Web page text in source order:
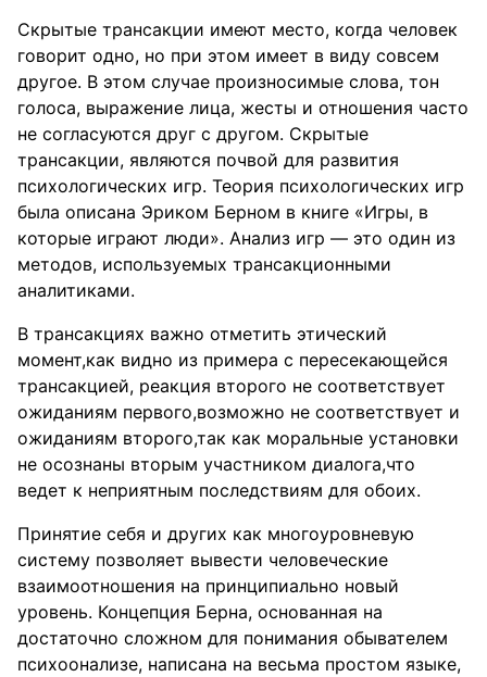
Скрытые трансакции имеют место, когда человек
говорит одно, но при этом имеет в виду совсем
другое. В этом случае произносимые слова, тон
голоса, выражение лица, жесты и отношения часто
не согласуются друг с другом. Скрытые
трансакции, являются почвой для развития
психологических игр. Теория психологических игр
была описана Эриком Берном в книге «Игры, в
которые играют люди». Анализ игр — это один из
методов, используемых трансакционными
аналитиками.
В трансакциях важно отметить этический
момент,как видно из примера с пересекающейся
трансакцией, реакция второго не соответствует
ожиданиям первого,возможно не соответствует и
ожиданиям второго,так как моральные установки
не осознаны вторым участником диалога,что
ведет к неприятным последствиям для обоих.
Принятие себя и других как многоуровневую
систему позволяет вывести человеческие
взаимоотношения на принципиально новый
уровень. Концепция Берна, основанная на
достаточно сложном для понимания обывателем
психоонализе, написана на весьма простом языке,